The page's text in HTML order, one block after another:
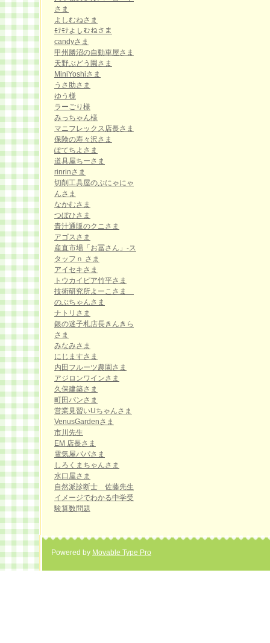
さま
よしむねさま
ﾓﾃﾓﾃよしむねさま
candyさま
甲州勝沼の自動車屋さま
天野ぶどう園さま
MiniYoshiさま
うさ助さま
ゆう様
ラーごり様
みっちゃん様
マニフレックス店長さま
保険の寿々沢さま
ぽてちよさま
道具屋ちーさま
rinrinさま
切削工具屋のぶにゃにゃ
んさま
なかむさま
つぼひさま
青汁通販のクニさま
アゴスさま
産直市場「お冨さん」-ス
タッフｎ さま
アイセキさま
トウカイピア竹平さま
技術研究所よーこさま
のぶちゃんさま
ナトリさま
銀の迷子札店長きんきら
さま
みなみさま
にじますさま
内田フルーツ農園さま
アジロンワインさま
久保建築さま
町田パンさま
営業見習いUちゃんさま
VenusGardenさま
市川先生
EM 店長さま
電気屋パパさま
しろくまちゃんさま
水口屋さま
自然派診断士 佐藤先生
イメージでわかる中学受
験算数問題
Powered by Movable Type Pro